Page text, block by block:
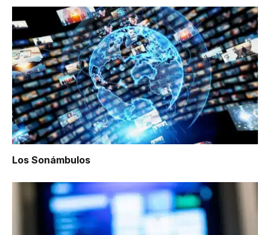
Los Sonámbulos